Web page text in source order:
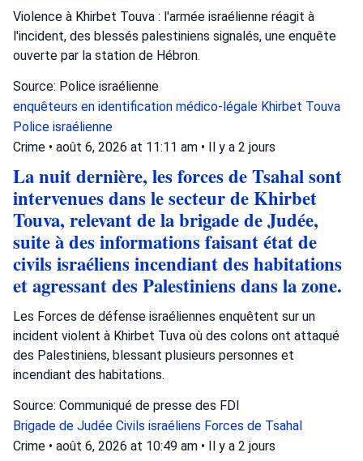
Violence à Khirbet Touva : l'armée israélienne réagit à
l'incident, des blessés palestiniens signalés, une enquête
ouverte par la station de Hébron.
Source: Police israélienne
enquêteurs en identification médico-légale Khirbet Touva
Police israélienne
Crime • août 6, 2026 at 11:11 am • Il y a 2 jours
La nuit dernière, les forces de Tsahal sont
intervenues dans le secteur de Khirbet
Touva, relevant de la brigade de Judée,
suite à des informations faisant état de
civils israéliens incendiant des habitations
et agressant des Palestiniens dans la zone.
Les Forces de défense israéliennes enquêtent sur un
incident violent à Khirbet Tuva où des colons ont attaqué
des Palestiniens, blessant plusieurs personnes et
incendiant des habitations.
Source: Communiqué de presse des FDI
Brigade de Judée Civils israéliens Forces de Tsahal
Crime • août 6, 2026 at 10:49 am • Il y a 2 jours